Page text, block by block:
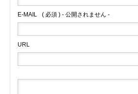
E-MAIL ( 必須 ) - 公開されません -
URL